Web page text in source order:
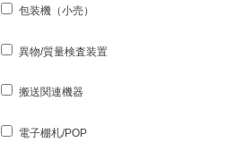
包装機（小売）
異物/質量検査装置
搬送関連機器
電子棚札/POP